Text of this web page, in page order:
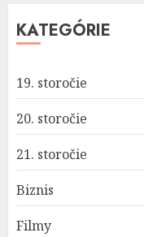
KATEGÓRIE
19. storočie
20. storočie
21. storočie
Biznis
Filmy